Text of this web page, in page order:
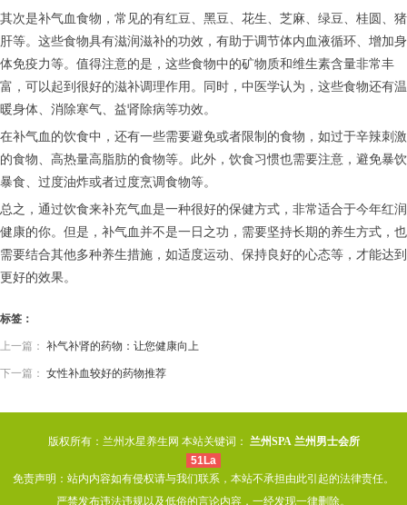
其次是补气血食物，常见的有红豆、黑豆、花生、芝麻、绿豆、桂圆、猪
肝等。这些食物具有滋润滋补的功效，有助于调节体内血液循环、增加身
体免疫力等。值得注意的是，这些食物中的矿物质和维生素含量非常丰
富，可以起到很好的滋补调理作用。同时，中医学认为，这些食物还有温
暖身体、消除寒气、益肾除病等功效。
在补气血的饮食中，还有一些需要避免或者限制的食物，如过于辛辣刺激
的食物、高热量高脂肪的食物等。此外，饮食习惯也需要注意，避免暴饮
暴食、过度油炸或者过度烹调食物等。
总之，通过饮食来补充气血是一种很好的保健方式，非常适合于今年红润
健康的你。但是，补气血并不是一日之功，需要坚持长期的养生方式，也
需要结合其他多种养生措施，如适度运动、保持良好的心态等，才能达到
更好的效果。
标签：
上一篇： 补气补肾的药物：让您健康向上
下一篇： 女性补血较好的药物推荐
版权所有：兰州水星养生网 本站关键词： 兰州SPA 兰州男士会所
51La
免责声明：站内内容如有侵权请与我们联系，本站不承担由此引起的法律责任。
严禁发布违法违规以及低俗的言论内容，一经发现一律删除。